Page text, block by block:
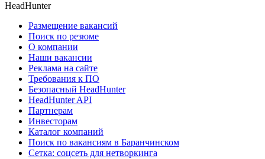
HeadHunter
Размещение вакансий
Поиск по резюме
О компании
Наши вакансии
Реклама на сайте
Требования к ПО
Безопасный HeadHunter
HeadHunter API
Партнерам
Инвесторам
Каталог компаний
Поиск по вакансиям в Баранчинском
Сетка: соцсеть для нетворкинга